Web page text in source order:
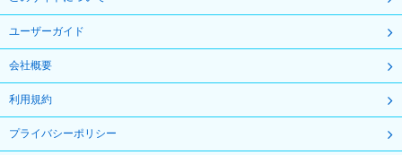
ユーザーガイド
会社概要
利用規約
プライバシーポリシー